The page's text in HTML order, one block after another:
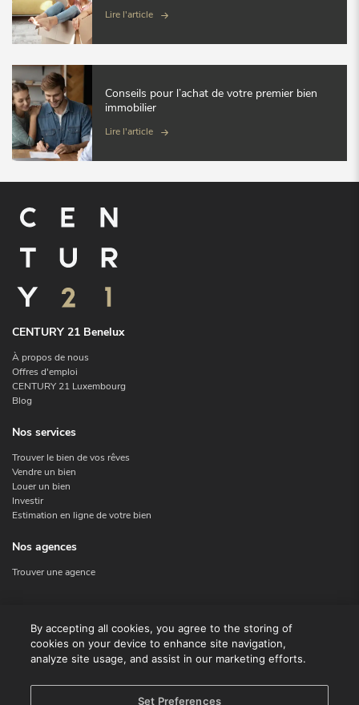
Lire l'article
Conseils pour l’achat de votre premier bien
immobilier
Lire l'article
CENTURY 21 Benelux
À propos de nous
Offres d'emploi
CENTURY 21 Luxembourg
Blog
Nos services
Trouver le bien de vos rêves
Vendre un bien
Louer un bien
Investir
Estimation en ligne de votre bien
Nos agences
Trouver une agence
Contact
Facebook
By accepting all cookies, you agree to the storing of
cookies on your device to enhance site navigation,
analyze site usage, and assist in our marketing efforts.
Set Preferences